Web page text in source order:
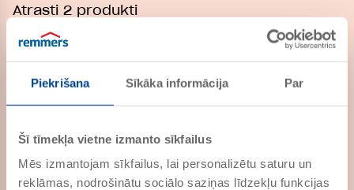
Piekrišana Sīkāka informācija Par
Šī tīmekļa vietne izmanto sīkfailus
Mēs izmantojam sīkfailus, lai personalizētu saturu un
reklāmas, nodrošinātu sociālo saziņas līdzekļu funkcijas
Atrasti 2 produkti
FM NB [basic]
FM TK